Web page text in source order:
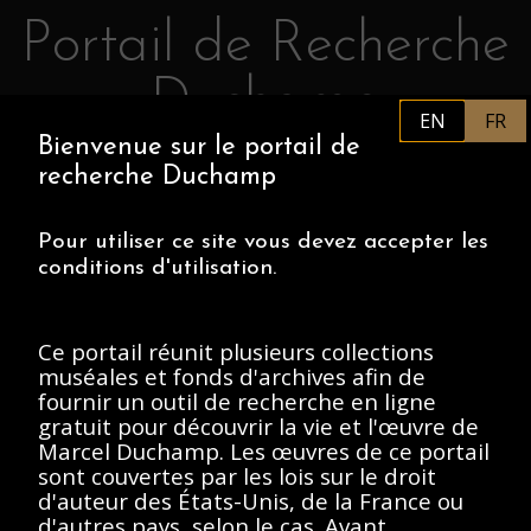
Retourner au contenu principal
Portail de Recherche
Duchamp
PHILADELPHIA MUSEUM OF
ART
Archives Marcel
Duchamp, 1912-
Present
EN FR
Bienvenue sur le portail de
recherche Duchamp
Pour utiliser ce site vous devez accepter les
conditions d'utilisation.
Ce portail réunit plusieurs collections
muséales et fonds d'archives afin de
fournir un outil de recherche en ligne
gratuit pour découvrir la vie et l'œuvre de
Marcel Duchamp. Les œuvres de ce portail
sont couvertes par les lois sur le droit
d'auteur des États-Unis, de la France ou